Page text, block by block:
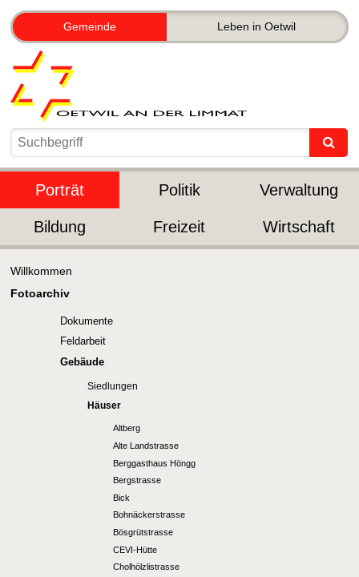
Gemeinde Leben in Oetwil
Porträt Politik Verwaltung
Bildung Freizeit Wirtschaft
Willkommen
Fotoarchiv
Dokumente
Feldarbeit
Gebäude
Siedlungen
Häuser
Altberg
Alte Landstrasse
Berggasthaus Höngg
Bergstrasse
Bick
Bohnäckerstrasse
Bösgrütstrasse
CEVI-Hütte
Cholhölzlistrasse